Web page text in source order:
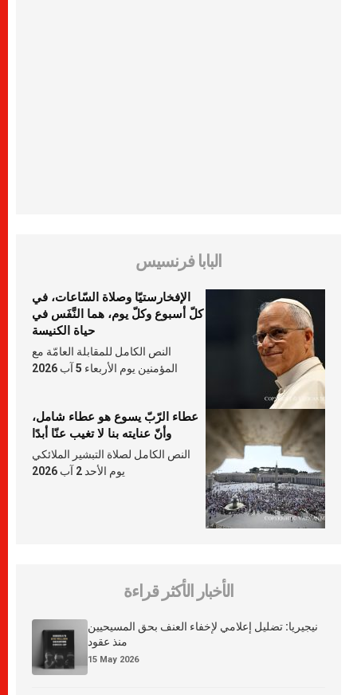
البابا فرنسيس
الإفخارستيّا وصلاة السّاعات، في
كلّ أسبوع وكلّ يوم، هما النَّفَس في
حياة الكنيسة
النص الكامل للمقابلة العامّة مع
المؤمنين يوم الأربعاء 5 آب 2026
عطاء الرّبّ يسوع هو عطاء شامل،
وأنّ عنايته بنا لا تغيب عنّا أبدًا
النص الكامل لصلاة التبشير الملائكي
يوم الأحد 2 آب 2026
الأخبار الأكثر قراءة
نيجيريا: تضليل إعلامي لإخفاء العنف بحق المسيحيين
منذ عقود
15 May 2026